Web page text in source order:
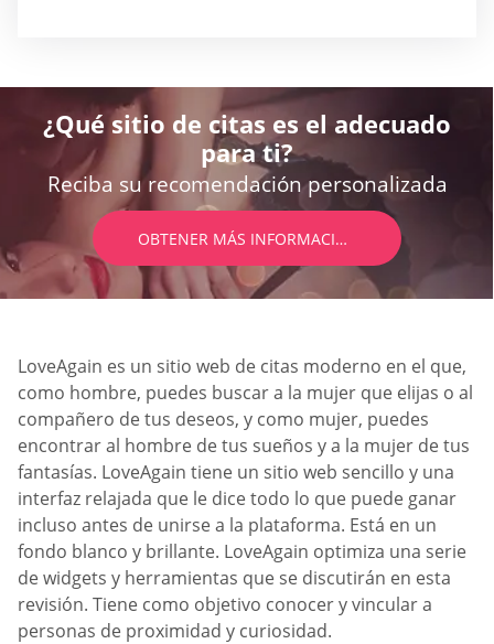
¿Qué sitio de citas es el adecuado
para ti?
Reciba su recomendación personalizada
OBTENER MÁS INFORMACIÓN
LoveAgain es un sitio web de citas moderno en el que,
como hombre, puedes buscar a la mujer que elijas o al
compañero de tus deseos, y como mujer, puedes
encontrar al hombre de tus sueños y a la mujer de tus
fantasías. LoveAgain tiene un sitio web sencillo y una
interfaz relajada que le dice todo lo que puede ganar
incluso antes de unirse a la plataforma. Está en un
fondo blanco y brillante. LoveAgain optimiza una serie
de widgets y herramientas que se discutirán en esta
revisión. Tiene como objetivo conocer y vincular a
personas de proximidad y curiosidad.